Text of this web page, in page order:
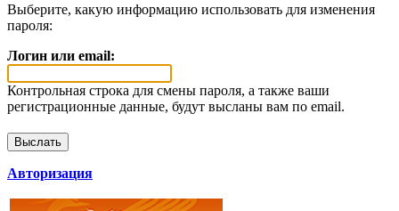
Выберите, какую информацию использовать для изменения
пароля:
Логин или email:
Контрольная строка для смены пароля, а также ваши
регистрационные данные, будут высланы вам по email.
Авторизация